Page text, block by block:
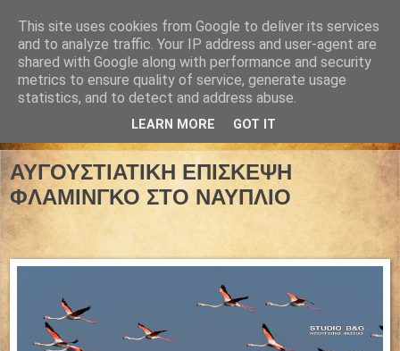
21 Αυγούστου 2023
ΑΥΓΟΥΣΤΙΑΤΙΚΗ ΕΠΙΣΚΕΨΗ
ΦΛΑΜΙΝΓΚΟ ΣΤΟ ΝΑΥΠΛΙΟ
This site uses cookies from Google to deliver its services
and to analyze traffic. Your IP address and user-agent are
shared with Google along with performance and security
metrics to ensure quality of service, generate usage
statistics, and to detect and address abuse.
LEARN MORE GOT IT